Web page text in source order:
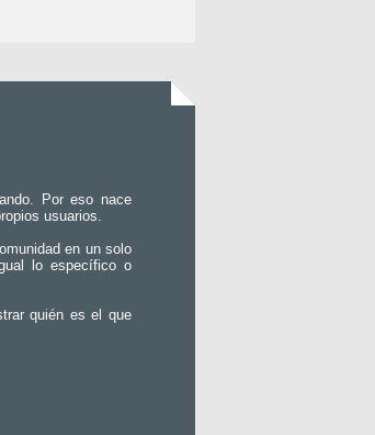
Por eso nace
usuarios.
en un solo
lo específico o
quién es el que